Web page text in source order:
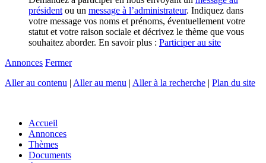
président ou un message à l’administrateur. Indiquez dans
votre message vos noms et prénoms, éventuellement votre
statut et votre raison sociale et décrivez le thème que vous
souhaitez aborder. En savoir plus : Participer au site
Annonces Fermer
Aller au contenu | Aller au menu | Aller à la recherche | Plan du site
Accueil
Annonces
Thèmes
Documents